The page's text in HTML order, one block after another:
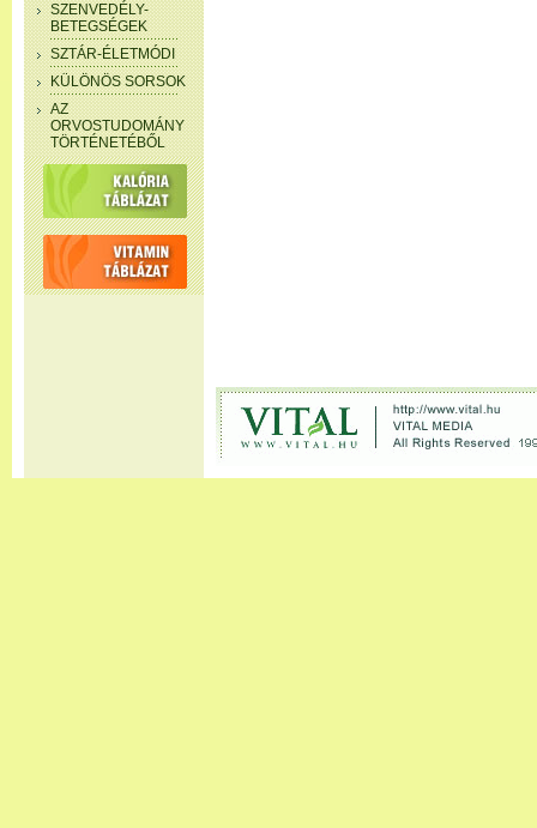
SZENVEDÉLY-
BETEGSÉGEK
SZTÁR-ÉLETMÓDI
KÜLÖNÖS SORSOK
AZ
ORVOSTUDOMÁNY
TÖRTÉNETÉBŐL